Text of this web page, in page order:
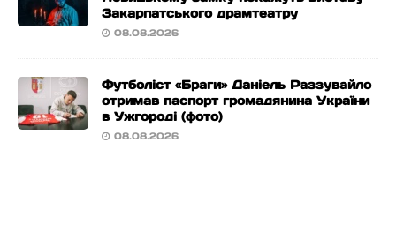
Закарпатського драмтеатру
08.08.2026
Футболіст «Браги» Даніель Раззувайло
отримав паспорт громадянина України
в Ужгороді (фото)
08.08.2026